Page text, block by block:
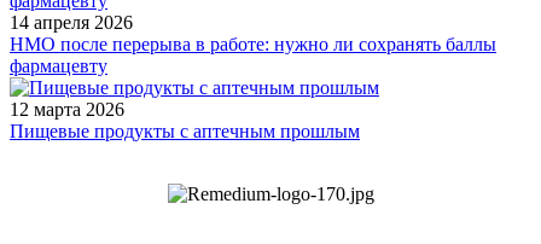
14 апреля 2026
НМО после перерыва в работе: нужно ли сохранять баллы
фармацевту
12 марта 2026
Пищевые продукты с аптечным прошлым